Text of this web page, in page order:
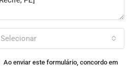
Selecionar
Ao enviar este formulário, concordo em